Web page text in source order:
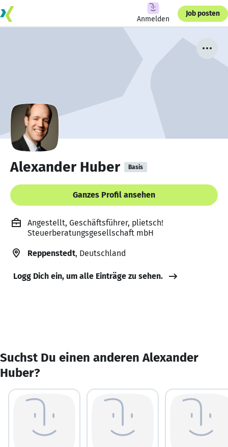
Anmelden
Job posten
Alexander Huber Basis
Ganzes Profil ansehen
Angestellt, Geschäftsführer, plietsch!
Steuerberatungsgesellschaft mbH
Reppenstedt, Deutschland
Logg Dich ein, um alle Einträge zu sehen.
Suchst Du einen anderen Alexander
Huber?